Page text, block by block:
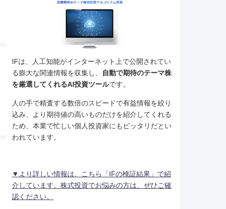
IFは、人工知能がインターネット上で公開されてい
る膨大な関連情報を収集し、
自動で期待のテーマ株
を厳選してくれるAI投資ツールです。
人の手で精査する数倍のスピードで有益情報を絞り
込み、より期待値の高いものだけを紹介してくれる
ため、本業で忙しい個人投資家にもピッタリだとい
われています。
▼より詳しい情報は、こちら「IFの検証結果」で紹
介しています。株式投資でお悩みの方は、ぜひご確
認ください。